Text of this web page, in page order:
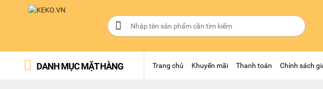
DANH MỤC MẶT HÀNG Trang chủ Khuyến mãi Thanh toán Chính sách